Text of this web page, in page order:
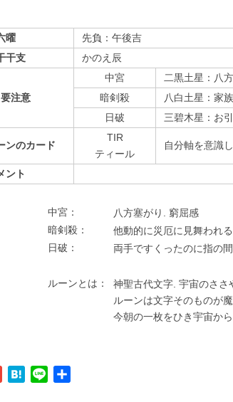
曜
先負：午後吉
干支
かのえ辰
要注意
中宮
二黒土星：八
暗剣殺
八白土星：家
⽇破
三碧木星：お
ンのカード
TIR
ティール
自分軸を意識
ント
中宮：
⼋⽅塞がり. 窮屈感
暗剣殺：
他動的に災厄に⾒舞われ
⽇破：
両⼿ですくったのに指の
ルーンとは：
神聖古代⽂字. 宇宙のささ
ルーンは⽂字そのものが
今朝の⼀枚をひき宇宙か
Gmail Hatena
Line